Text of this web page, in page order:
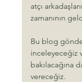
atçı
zamanının
Bu blog
inceleyeceğiz
bakılacağına
vereceğiz.